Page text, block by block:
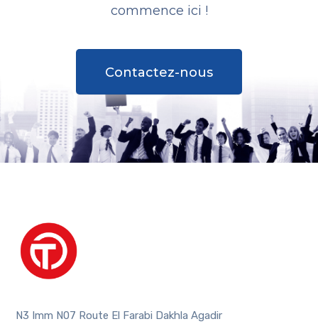
commence ici !
Contactez-nous
N3 Imm N07 Route El Farabi Dakhla Agadir